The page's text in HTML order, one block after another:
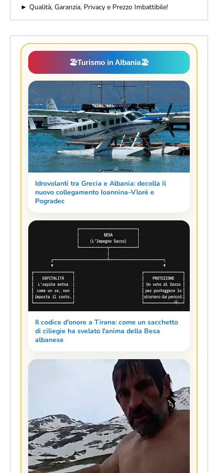
► Qualità, Garanzia, Privacy e Prezzo Imbattibile!
🏖️Turismo in Albania🏖️
Idrovolanti tra Grecia e Albania: decolla il
nuovo collegamento Ioannina–Vlorë e
Pogradec
Il codice d'onore a Tirana: come un sacchetto
di ciliegie ha svelato l'anima della Besa
albanese